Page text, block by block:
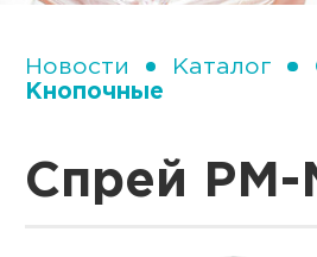
Новости Каталог
Кнопочные
Спрей PM-